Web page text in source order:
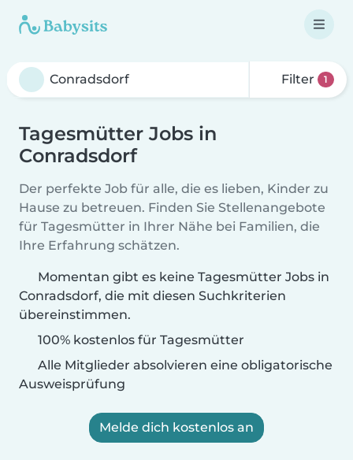
Filter 1
Tagesmütter Jobs in
Conradsdorf
Der perfekte Job für alle, die es lieben, Kinder zu
Hause zu betreuen. Finden Sie Stellenangebote
für Tagesmütter in Ihrer Nähe bei Familien, die
Ihre Erfahrung schätzen.
Momentan gibt es keine Tagesmütter Jobs in
Conradsdorf, die mit diesen Suchkriterien
übereinstimmen.
100% kostenlos für Tagesmütter
Alle Mitglieder absolvieren eine obligatorische
Ausweisprüfung
Melde dich kostenlos an